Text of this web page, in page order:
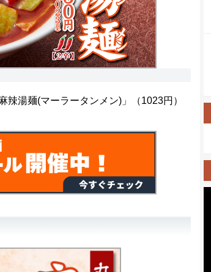
湯麺(マーラータンメン)」（1023円）